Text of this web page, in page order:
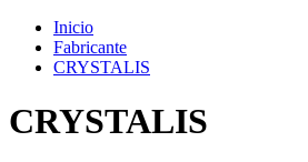
Inicio
Fabricante
CRYSTALIS
CRYSTALIS